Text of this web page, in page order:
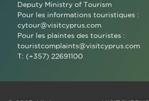
Deputy Ministry of Tourism
Pour les informations touristiques :
cytour@visitcyprus.com
Pour les plaintes des touristes :
touristcomplaints@visitcyprus.com
T: (+357) 22691100